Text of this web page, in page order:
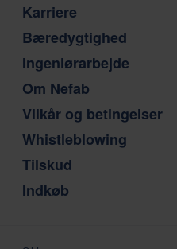
Karriere
Bæredygtighed
Ingeniørarbejde
Om Nefab
Vilkår og betingelser
Whistleblowing
Tilskud
Indkøb